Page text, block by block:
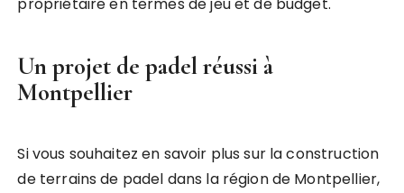
propriétaire en termes de jeu et de budget.
Un projet de padel réussi à
Montpellier
Si vous souhaitez en savoir plus sur la construction
de terrains de padel dans la région de Montpellier,